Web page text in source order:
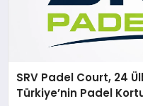
SRV Padel Court, 24
Türkiye’nin Padel